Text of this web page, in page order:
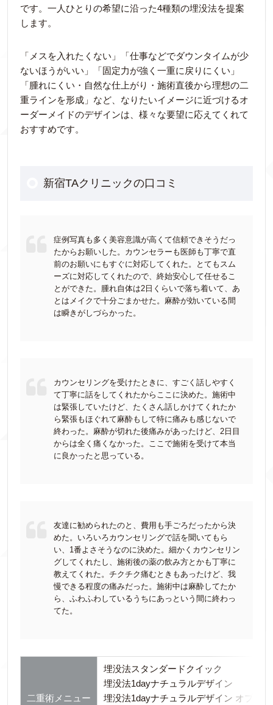
です。一人ひとりの希望に沿った4種類の埋没法を提案
します。
「メスを入れたくない」「仕事などでダウンタイムが少
ないほうがいい」「固定力が強く一重に戻りにくい」
「腫れにくい・自然な仕上がり・施術直後から理想の二
重ラインを形成」など、なりたいイメージに近づけるオ
ーダーメイドのデザインは、様々な要望に応えてくれて
おすすめです。
新宿TAクリニックの口コミ
症例写真も多く美容意識が高くて信頼できそうだっ
たからお願いした。カウンセラーも医師も丁寧で直
前のお願いにもすぐに対応してくれた。とてもスム
ーズに対応してくれたので、終始安心して任せるこ
とができた。腫れ自体は2日くらいで落ち着いて、あ
とはメイクで十分ごまかせた。麻酔が効いている間
は瞬きがしづらかった。
カウンセリングを受けたときに、すごく話しやすく
て丁寧に話をしてくれたからここに決めた。施術中
は緊張していたけど、たくさん話しかけてくれたか
ら緊張もほぐれて麻酔もして特に痛みも感じないで
終わった。麻酔が切れた後痛みがあったけど、2日目
からは全く痛くなかった。ここで施術を受けて本当
に良かったと思っている。
友達に勧められたのと、費用も手ごろだったから決
めた。いろいろカウンセリングで話を聞いてもら
い、1番よさそうなのに決めた。細かくカウンセリン
グしてくれたし、施術後の薬の飲み方とかも丁寧に
教えてくれた。チクチク痛むときもあったけど、我
慢できる程度の痛みだった。施術中は麻酔してたか
ら、ふわふわしているうちにあっという間に終わっ
てた。
二重術メニュー
埋没法スタンダードクイック
埋没法1dayナチュラルデザイン
埋没法1dayナチュラルデザイン オプテ